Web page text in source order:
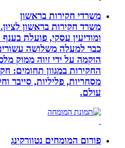
משרדי חקירות בראשון
משרד חקירות בראשון לציון.
ומודיעין עסקי, פועלת בענף
כבר למעלה משלושה עשורים,
הוקמה על ידי זיוה ממוק מלכה,
החקירות במגוון תחומים:
מסחריות, פליליות, סייבר
עולם.
פורום המומחים נטוורקינג